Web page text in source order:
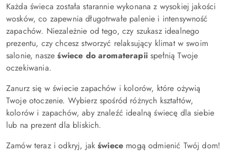
Każda świeca została starannie wykonana z wysokiej jakości
wosków, co zapewnia długotrwałe palenie i intensywność
zapachów. Niezależnie od tego, czy szukasz idealnego
prezentu, czy chcesz stworzyć relaksujący klimat w swoim
salonie, naszeświece do aromaterapiispełnią Twoje
oczekiwania.
Zanurz się w świecie zapachów i kolorów, które ożywią
Twoje otoczenie. Wybierz spośród różnych kształtów,
kolorów i zapachów, aby znaleźć idealną świecę dla siebie
lub na prezent dla bliskich.
Zamów teraz i odkryj, jakświece mogą odmienić Twój dom!